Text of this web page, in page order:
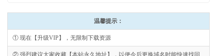
温馨提示：
① 现在【升级VIP】，无限制下载资源